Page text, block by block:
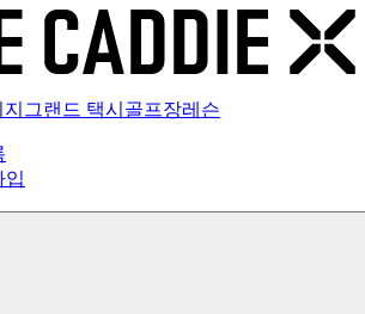
그랜드 택시 골프장레슨
입